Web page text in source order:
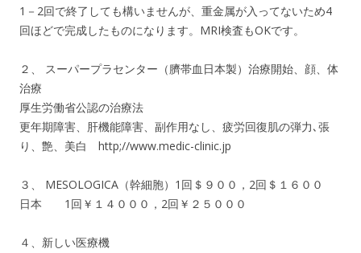
1－2回で終了しても構いませんが、重金属が入ってないため4
回ほどで完成したものになります。MRI検査もOKです。
２、 スーパープラセンター（臍帯血日本製）治療開始、顔、体
治療
厚生労働省公認の治療法
更年期障害、肝機能障害、副作用なし、疲労回復肌の弾力､張
り、艶、美白 http;//www.medic-clinic.jp
３、 MESOLOGICA（幹細胞）1回＄９００，2回＄１６００
日本 1回￥１４０００，2回￥２５０００
４、新しい医療機